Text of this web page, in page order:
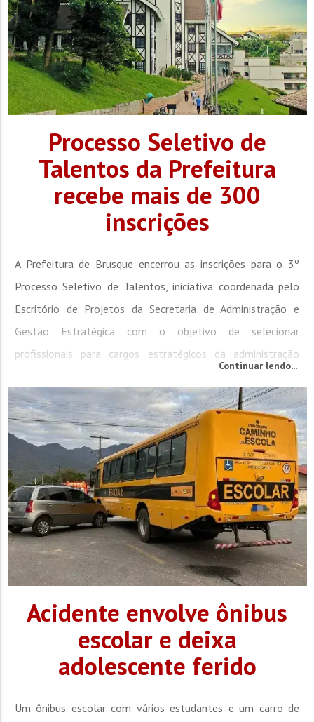
Processo Seletivo de
Talentos da Prefeitura
recebe mais de 300
inscrições
A Prefeitura de Brusque encerrou as inscrições para o 3º
Processo Seletivo de Talentos, iniciativa coordenada pelo
Escritório de Projetos da Secretaria de Administração e
Gestão Estratégica com o objetivo de selecionar
profissionais para cargos estratégicos da administração
candidatos de diferentes regiões do país. As vagas...
Continuar lendo...
Acidente envolve ônibus
escolar e deixa
adolescente ferido
Um ônibus escolar com vários estudantes e um carro de